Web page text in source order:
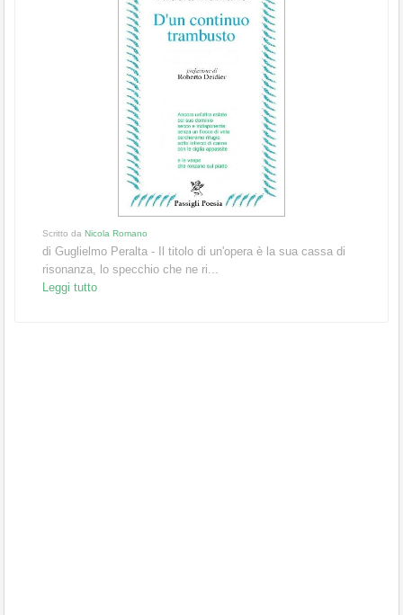
Scritto da Nicola Romano
di Guglielmo Peralta - Il titolo di un'opera è la sua cassa di
risonanza, lo specchio che ne ri...
Leggi tutto